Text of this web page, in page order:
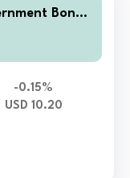
Bond
Acc
-0.15%
USD 10.20